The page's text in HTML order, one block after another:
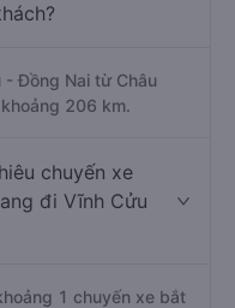
Đồng Nai từ Châu
206 km.
chuyến xe
đi Vĩnh Cửu
1 chuyến xe bắt